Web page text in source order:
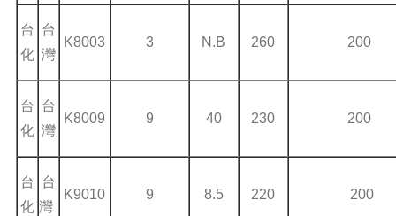
台
化
台
灣
K8003 3 N.B 260 200
台
化
台
灣
K8009 9 40 230 200
台
化
台
灣
K9010 9 8.5 220 200